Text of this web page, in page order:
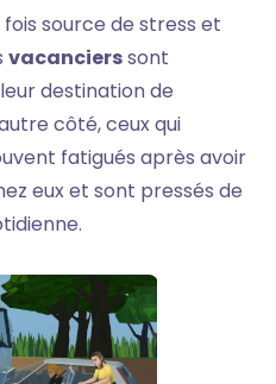
source de stress et
vacancierssont
destination de
côté, ceux qui
fatigués après avoir
eux et sont pressés de